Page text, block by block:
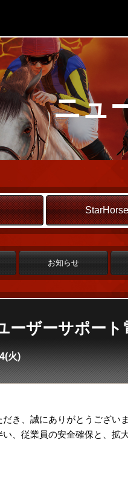
ニュ
お知らせ
ーザーサポー
火)
き、誠にありがとうございま
、従業員の安全確保と、